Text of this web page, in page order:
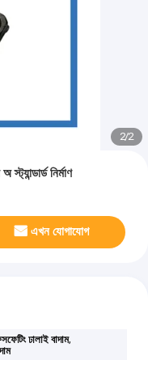
2/2
নির্মাণ
এখন যোগাযোগ
ঢালাই বাদাম,